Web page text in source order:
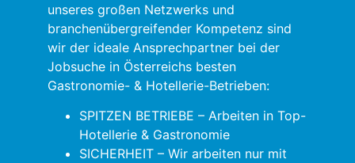
unseres großen Netzwerks und
branchenübergreifender Kompetenz sind
wir der ideale Ansprechpartner bei der
Jobsuche in Österreichs besten
Gastronomie- & Hotellerie-Betrieben:
SPITZEN BETRIEBE – Arbeiten in Top-
Hotellerie & Gastronomie
SICHERHEIT – Wir arbeiten nur mit